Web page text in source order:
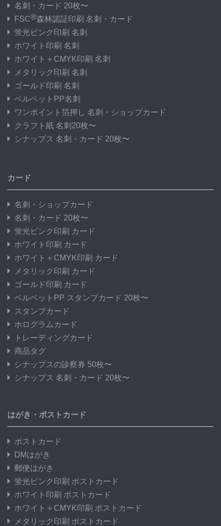
名刺・カード 20枚〜
FSC®森林認証印刷 名刺・カード
蛍光ピンク印刷 名刺
ホワイト印刷 名刺
ホワイト＋CMYK印刷 名刺
メタリック印刷 名刺
ゴールド印刷 名刺
ベルベットPP名刺
ワンポイント箔押し 名刺・ショップカード
クラフト紙 名刺20枚〜
シナップス 名刺・カード 20枚〜
カード
名刺・ショップカード
名刺・カード 20枚〜
蛍光ピンク印刷 カード
ホワイト印刷 カード
ホワイト＋CMYK印刷 カード
メタリック印刷 カード
ゴールド印刷 カード
ベルベットPP スタンプカード 20枚〜
スタンプカード
ホログラムカード
トレーディングカード
商品タグ
シナップスの診察券 50枚〜
シナップス 名刺・カード 20枚〜
はがき・ポストカード
ポストカード
DMはがき
郵便はがき
蛍光ピンク印刷 ポストカード
ホワイト印刷 ポストカード
ホワイト＋CMYK印刷 ポストカード
メタリック印刷 ポストカード